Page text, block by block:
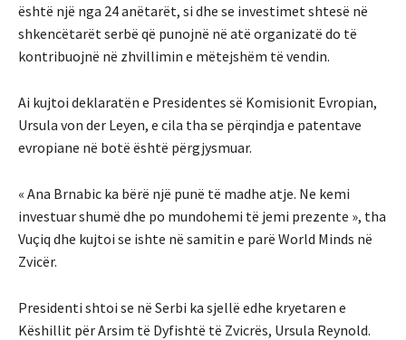
është një nga 24 anëtarët, si dhe se investimet shtesë në
shkencëtarët serbë që punojnë në atë organizatë do të
kontribuojnë në zhvillimin e mëtejshëm të vendin.
Ai kujtoi deklaratën e Presidentes së Komisionit Evropian,
Ursula von der Leyen, e cila tha se përqindja e patentave
evropiane në botë është përgjysmuar.
« Ana Brnabic ka bërë një punë të madhe atje. Ne kemi
investuar shumë dhe po mundohemi të jemi prezente », tha
Vuçiq dhe kujtoi se ishte në samitin e parë World Minds në
Zvicër.
Presidenti shtoi se në Serbi ka sjellë edhe kryetaren e
Këshillit për Arsim të Dyfishtë të Zvicrës, Ursula Reynold.